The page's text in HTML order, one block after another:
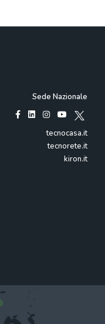
Sede Nazionale
tecnocasa.it
tecnorete.it
kiron.it